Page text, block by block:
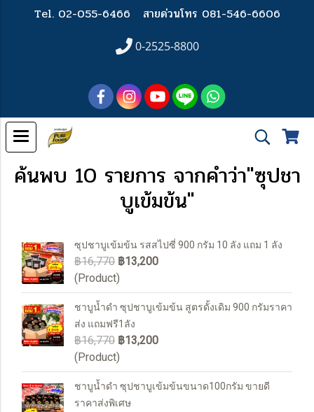
Tel. 02-055-6466 สายด่วนโทร 081-546-6606
0-2525-8800
ค้นพบ 10 รายการ จากคำว่า"ซุปชา
บูเข้มข้น"
ซุปชาบูเข้มข้น รสสไปซี่ 900 กรัม 10 ลัง แถม 1 ลัง
฿16,770 ฿13,200
(Product)
ชาบูน้ำดำ ซุปชาบูเข้มข้น สูตรดั้งเดิม 900 กรัมราคา
ส่ง แถมฟรี1ลัง
฿16,770 ฿13,200
(Product)
ชาบูน้ำดำ ซุปชาบูเข้มข้นขนาด100กรัม ขายดี
ราคาส่งพิเศษ